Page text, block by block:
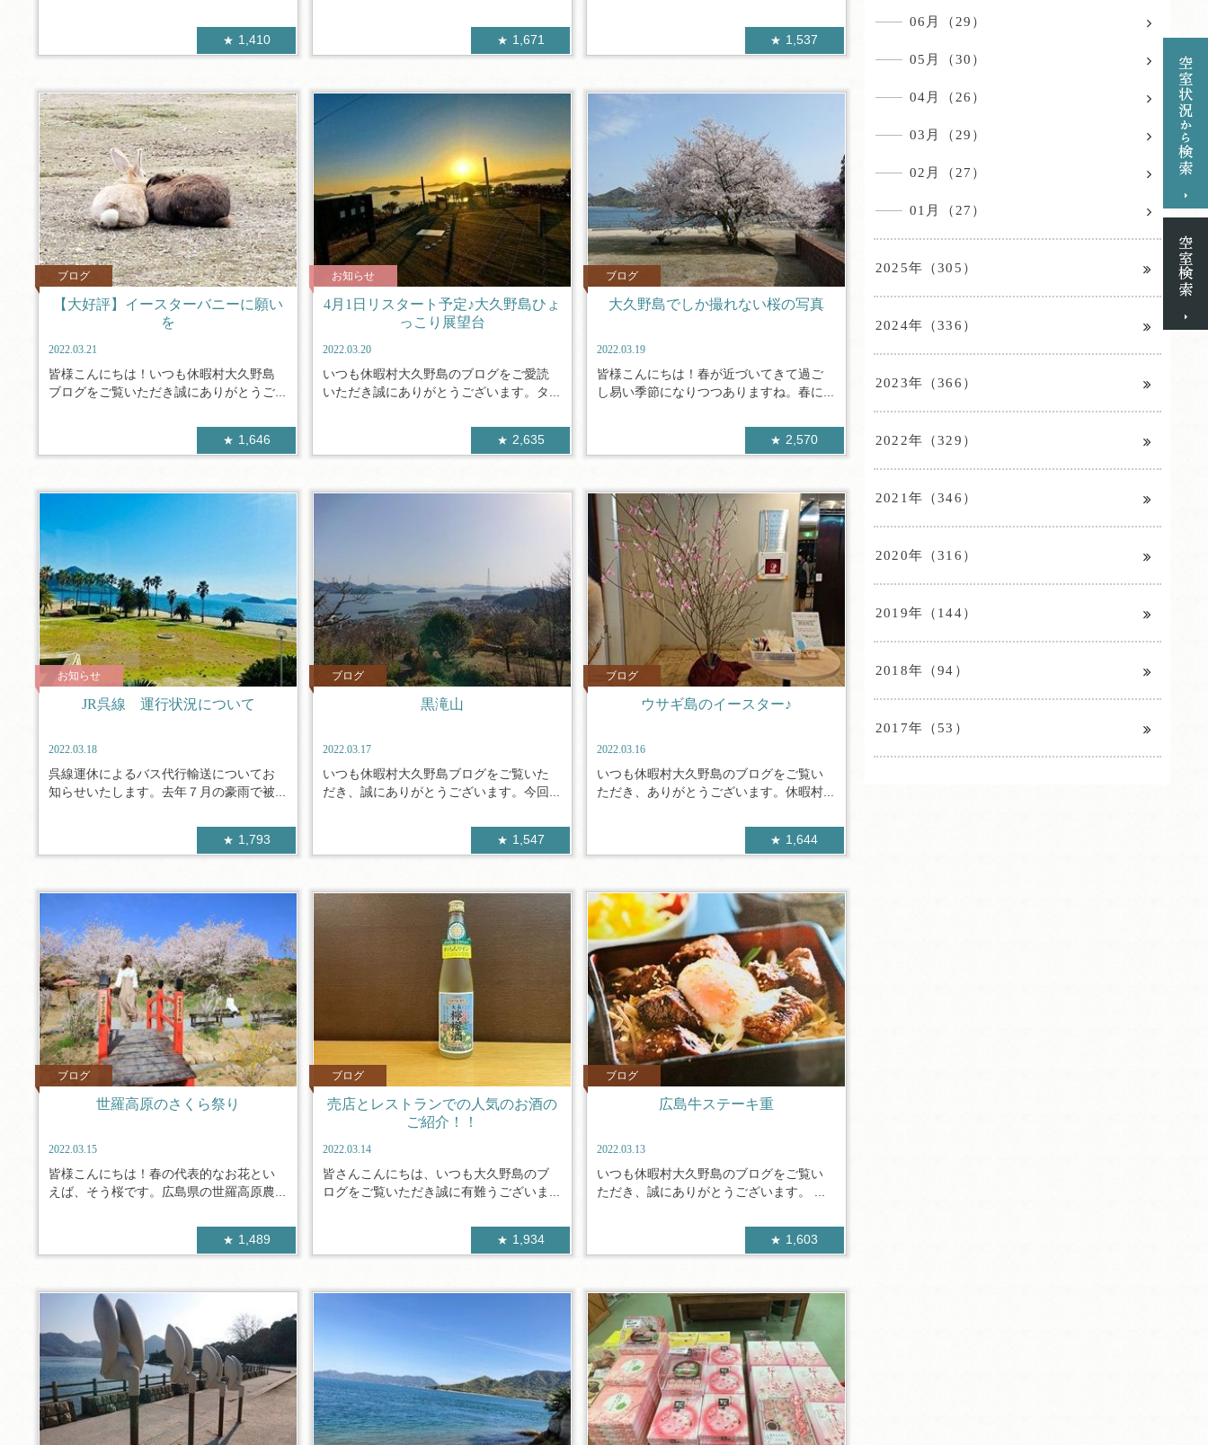
1,410 1,671 1,537
ブログ
【大好評】イースターバニーに願い
を
2022.03.21
皆様こんにちは！いつも休暇村大久野島
ブログをご覧いただき誠にありがとうご...
1,646
お知らせ
4月1日リスタート予定♪大久野島ひょ
っこり展望台
2022.03.20
いつも休暇村大久野島のブログをご愛読
いただき誠にありがとうございます。タ...
2,635
ブログ
大久野島でしか撮れない桜の写真
2022.03.19
皆様こんにちは！春が近づいてきて過ご
し易い季節になりつつありますね。春に...
2,570
お知らせ
JR呉線 運行状況について
2022.03.18
呉線運休によるバス代行輸送についてお
知らせいたします。去年７月の豪雨で被...
1,793
ブログ
黒滝山
2022.03.17
いつも休暇村大久野島ブログをご覧いた
だき、誠にありがとうございます。今回...
1,547
ブログ
ウサギ島のイースター♪
2022.03.16
いつも休暇村大久野島のブログをご覧い
ただき、ありがとうございます。休暇村...
1,644
ブログ
世羅高原のさくら祭り
2022.03.15
皆様こんにちは！春の代表的なお花とい
えば、そう桜です。広島県の世羅高原農...
1,489
ブログ
売店とレストランでの人気のお酒の
ご紹介！！
2022.03.14
皆さんこんにちは、いつも大久野島のブ
ログをご覧いただき誠に有難うございま...
1,934
ブログ
広島牛ステーキ重
2022.03.13
いつも休暇村大久野島のブログをご覧い
ただき、誠にありがとうございます。 ...
1,603
06月（29）
05月（30）
04月（26）
03月（29）
02月（27）
01月（27）
2025年（305）
2024年（336）
2023年（366）
2022年（329）
2021年（346）
2020年（316）
2019年（144）
2018年（94）
2017年（53）